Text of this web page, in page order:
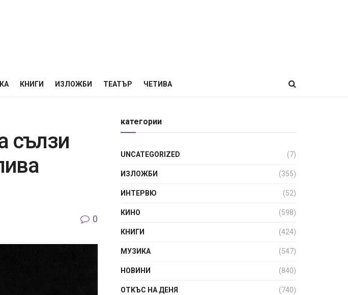
КНИГИ ИЗЛОЖБИ ТЕАТЪР ЧЕТИВА
сълзи
0
категории
UNCATEGORIZED (7)
ИЗЛОЖБИ (355)
ИНТЕРВЮ (52)
КИНО (598)
КНИГИ (424)
МУЗИКА (547)
НОВИНИ (840)
ОТКЪС НА ДЕНЯ (740)